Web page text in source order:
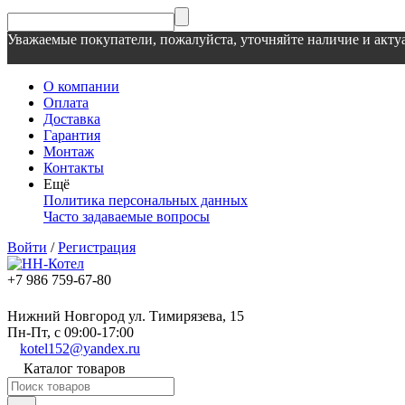
Уважаемые покупатели, пожалуйста, уточняйте наличие и
О компании
Оплата
Доставка
Гарантия
Монтаж
Контакты
Ещё
Политика персональных данных
Часто задаваемые вопросы
Войти /Регистрация
+7 986 759-67-80
Нижний Новгород ул. Тимирязева, 15
Пн-Пт, с 09:00-17:00
kotel152@yandex.ru
Каталог товаров